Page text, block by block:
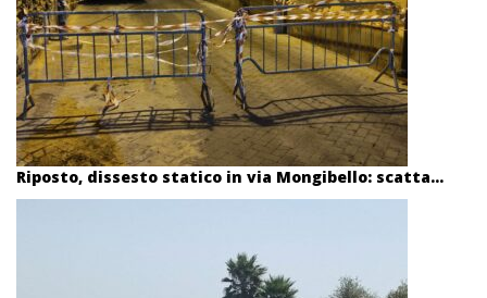
Riposto, dissesto statico in via Mongibello: scatta...